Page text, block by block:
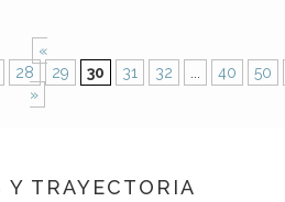
«
28 29 30 31 32 40
50
»
Y TRAYECTORIA